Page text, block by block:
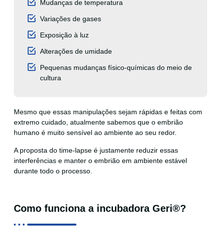
Mudanças de temperatura
Variações de gases
Exposição à luz
Alterações de umidade
Pequenas mudanças físico-químicas do meio de
cultura
Mesmo que essas manipulações sejam rápidas e feitas com
extremo cuidado, atualmente sabemos que o embrião
humano é muito sensível ao ambiente ao seu redor.
A proposta do time-lapse é justamente reduzir essas
interferências e manter o embrião em ambiente estável
durante todo o processo.
Como funciona a incubadora Geri®?